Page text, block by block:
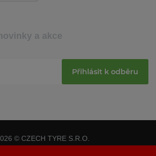
a akce
Přihlásit k odběru
© CZECH TYRE S.R.O.